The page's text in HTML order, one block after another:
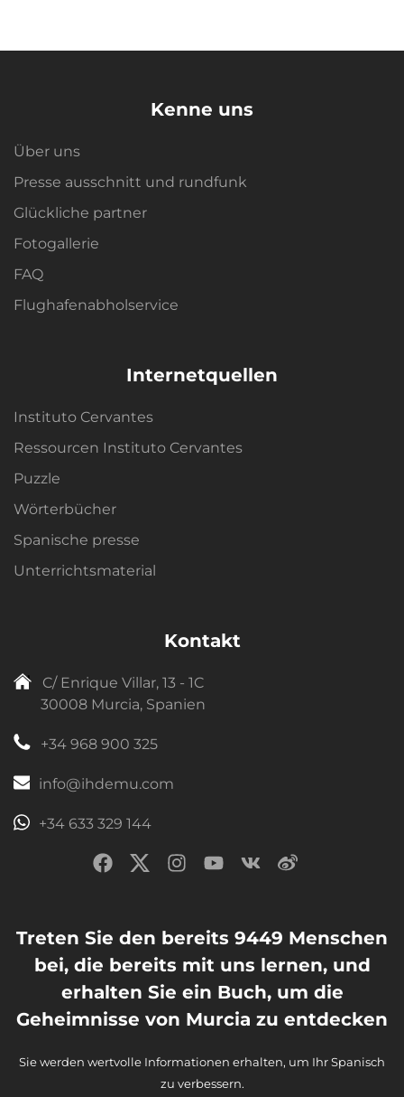
Kenne uns
Über uns
Presse ausschnitt und rundfunk
Glückliche partner
Fotogallerie
FAQ
Flughafenabholservice
Internetquellen
Instituto Cervantes
Ressourcen Instituto Cervantes
Puzzle
Wörterbücher
Spanische presse
Unterrichtsmaterial
Kontakt
C/ Enrique Villar, 13 - 1C
30008 Murcia, Spanien
+34 968 900 325
info@ihdemu.com
+34 633 329 144
Treten Sie den bereits 9449 Menschen
bei, die bereits mit uns lernen, und
erhalten Sie ein Buch, um die
Geheimnisse von Murcia zu entdecken
Sie werden wertvolle Informationen erhalten, um Ihr Spanisch
zu verbessern.